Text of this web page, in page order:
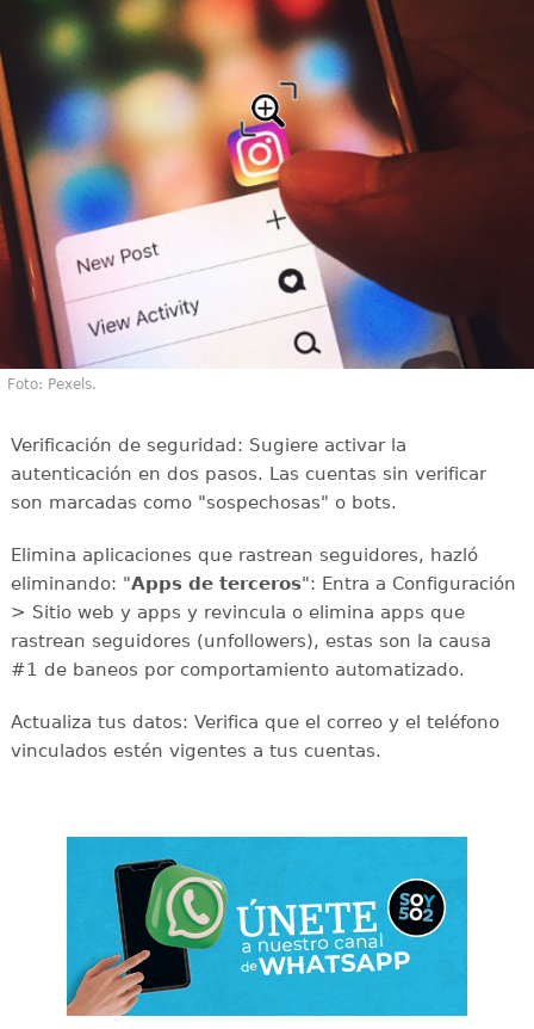
Foto: Pexels.
Verificación de seguridad: Sugiere activar la
autenticación en dos pasos. Las cuentas sin verificar
son marcadas como "sospechosas" o bots.
Elimina aplicaciones que rastrean seguidores, hazló
eliminando: "Apps de terceros": Entra a Configuración
> Sitio web y apps y revincula o elimina apps que
rastrean seguidores (unfollowers), estas son la causa
#1 de baneos por comportamiento automatizado.
Actualiza tus datos: Verifica que el correo y el teléfono
vinculados estén vigentes a tus cuentas.